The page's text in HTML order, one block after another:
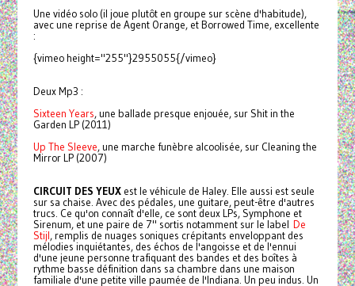
Une vidéo solo (il joue plutôt en groupe sur scène d'habitude),
avec une reprise de Agent Orange, et Borrowed Time, excellente
:
{vimeo height="255"}2955055{/vimeo}
Deux Mp3 :
Sixteen Years, une ballade presque enjouée, sur Shit in the
Garden LP (2011)
Up The Sleeve, une marche funèbre alcoolisée, sur Cleaning the
Mirror LP (2007)
CIRCUIT DES YEUXest le véhicule de Haley. Elle aussi est seule
sur sa chaise. Avec des pédales, une guitare, peut-être d'autres
trucs. Ce qu'on connaît d'elle, ce sont deux LPs, Symphone et
Sirenum, et une paire de 7" sortis notamment sur le label De
Stijl, remplis de nuages soniques crépitants enveloppant des
mélodies inquiétantes, des échos de l'angoisse et de l'ennui
d'une jeune personne trafiquant des bandes et des boîtes à
rythme basse définition dans sa chambre dans une maison
familiale d'une petite ville paumée de l'Indiana. Un peu indus. Un